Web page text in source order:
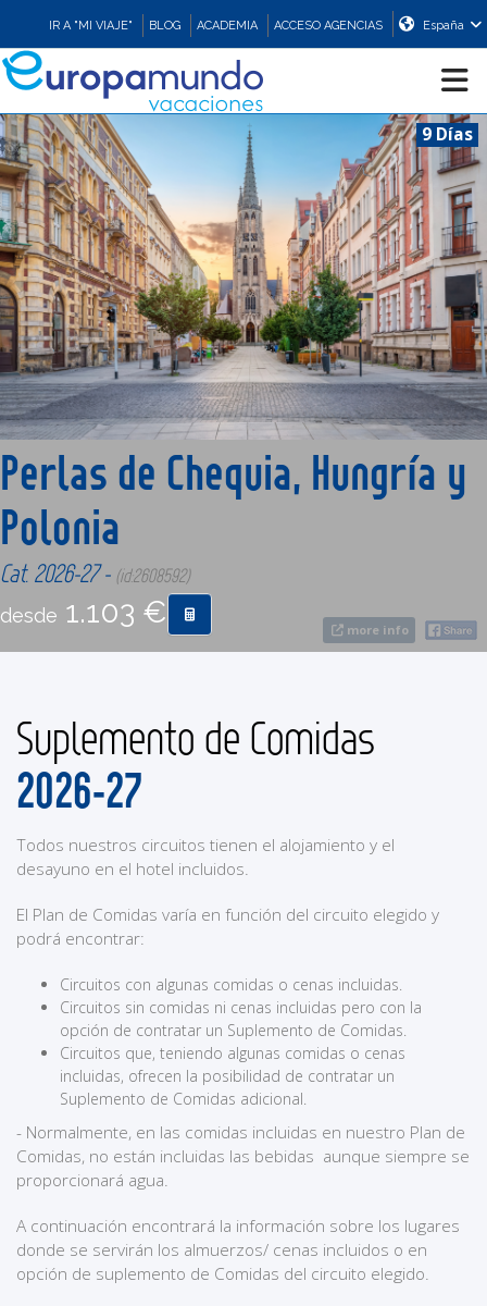
IR A "MI VIAJE" BLOG ACADEMIA ACCESO AGENCIAS España
CRUCEROS
EUROPA
ASIA
ORIENTE
PROMOCIONES
COMPRAR
9 Días
more info
Perlas de Chequia, Hungría y
Polonia
Cat. 2026-27 - (id:2608592)
desde 1.103 €
Suplemento de Comidas
2026-27
Todos nuestros circuitos tienen el alojamiento y el
desayuno en el hotel incluidos.
El Plan de Comidas varía en función del circuito elegido y
podrá encontrar:
Circuitos con algunas comidas o cenas incluidas.
Circuitos sin comidas ni cenas incluidas pero con la
opción de contratar un Suplemento de Comidas.
Circuitos que, teniendo algunas comidas o cenas
incluidas, ofrecen la posibilidad de contratar un
Suplemento de Comidas adicional.
- Normalmente, en las comidas incluidas en nuestro Plan de
Comidas, no están incluidas las bebidas aunque siempre se
proporcionará agua.
A continuación encontrará la información sobre los lugares
donde se servirán los almuerzos/ cenas incluidos o en
opción de suplemento de Comidas del circuito elegido.